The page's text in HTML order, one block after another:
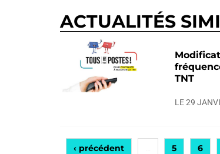
ACTUALITÉS
TNT
LE 29
‹ précédent 5 6